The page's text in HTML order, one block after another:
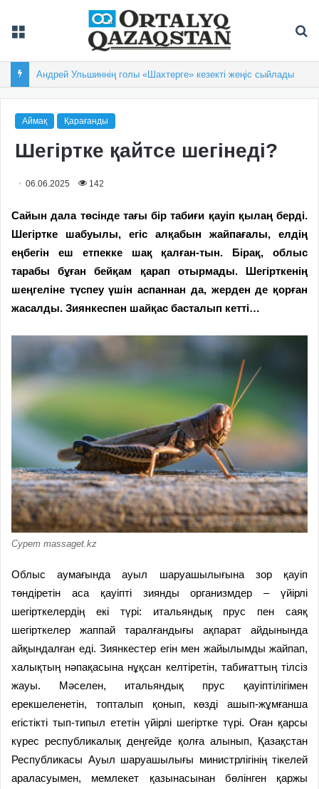
Андрей Ульшиннің голы «Шахтерге» кезекті жеңіс сыйлады
Аймақ Қарағанды
Шегіртке қайтсе шегінеді?
06.06.2025 142
Сайын дала төсінде тағы бір табиғи қауіп қылаң берді.
Шегіртке шабуылы, егіс алқабын жайпағалы, елдің
еңбегін еш етпекке шақ қалған-тын. Бірақ, облыс
тарабы бұған бейқам қарап отырмады. Шегірткенің
шеңгеліне түспеу үшін аспаннан да, жерден де қорған
жасалды. Зиянкеспен шайқас басталып кетті…
Сурет massaget.kz
Облыс аумағында ауыл шаруашылығына зор қауіп
төндіретін аса қауіпті зиянды организмдер – үйірлі
шегірткелердің екі түрі: итальяндық прус пен саяқ
шегірткелер жаппай таралғандығы ақпарат айдынында
айқындалған еді. Зиянкестер егін мен жайылымды жайпап,
халықтың нәпақасына нұқсан келтіретін, табиғаттың тілсіз
жауы. Мәселен, итальяндық прус қауіптілігімен
ерекшеленетін, топталып қонып, көзді ашып-жұмғанша
егістікті тып-типыл ететін үйірлі шегіртке түрі. Оған қарсы
күрес республикалық деңгейде қолға алынып, Қазақстан
Республикасы Ауыл шаруашылығы министрлігінің тікелей
араласуымен, мемлекет қазынасынан бөлінген қаржы